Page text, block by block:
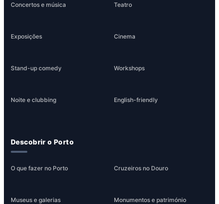
Concertos e música Teatro
Exposições Cinema
Stand-up comedy Workshops
Noite e clubbing English-friendly
Descobrir o Porto
O que fazer no Porto Cruzeiros no Douro
Museus e galerias Monumentos e património